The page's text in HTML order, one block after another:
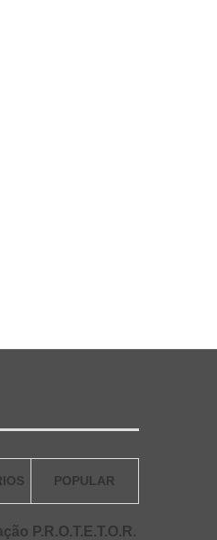
POPULAR
P.R.O.T.E.T.O.R.